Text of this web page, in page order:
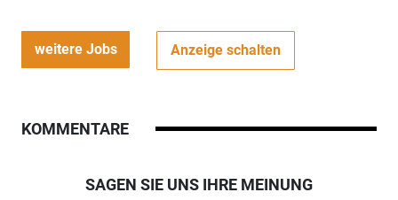
weitere Jobs Anzeige schalten
KOMMENTARE
SAGEN SIE UNS IHRE MEINUNG